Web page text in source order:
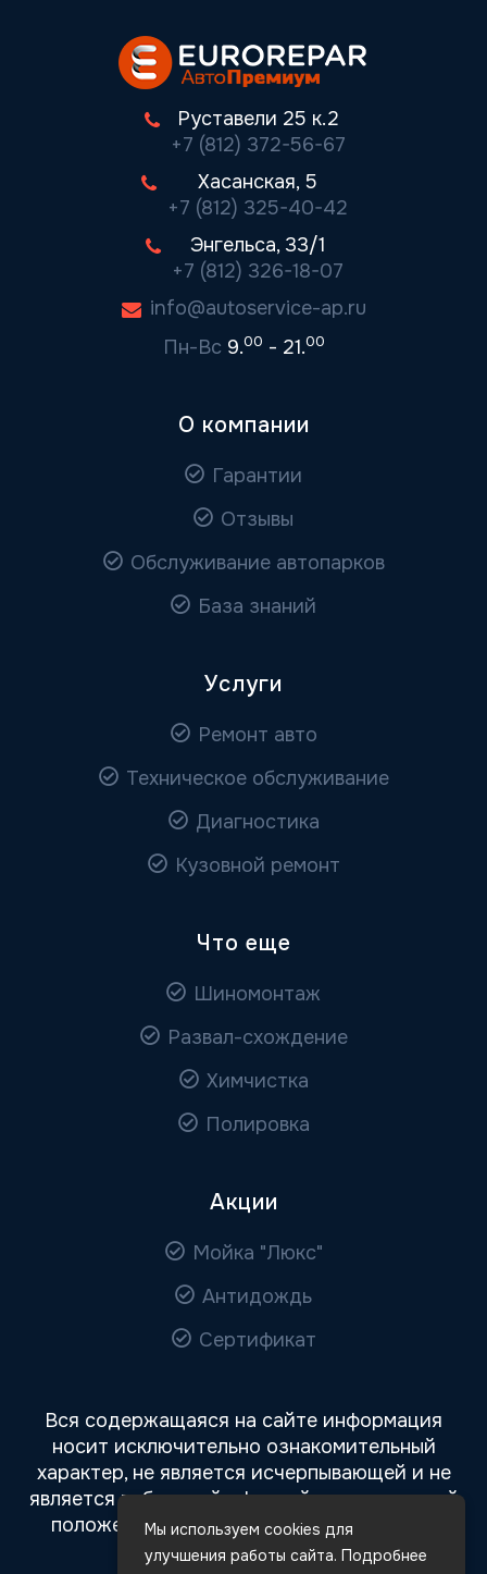
Руставели 25 к.2
+7 (812) 372-56-67
Хасанская, 5
+7 (812) 325-40-42
Энгельса, 33/1
+7 (812) 326-18-07
info@autoservice-ap.ru
Пн-Вс 9.00 - 21.00
О компании
Гарантии
Отзывы
Обслуживание автопарков
База знаний
Услуги
Ремонт авто
Техническое обслуживание
Диагностика
Кузовной ремонт
Что еще
Шиномонтаж
Развал-схождение
Химчистка
Полировка
Акции
Мойка "Люкс"
Антидождь
Сертификат
Вся содержащаяся на сайте информация
носит исключительно ознакомительный
характер, не является исчерпывающей и не
является публичной офертой, определяемой
положениями статьи 437 Гражданского
кодекса РФ.
Мы используем cookies для
улучшения работы сайта. Подробнее